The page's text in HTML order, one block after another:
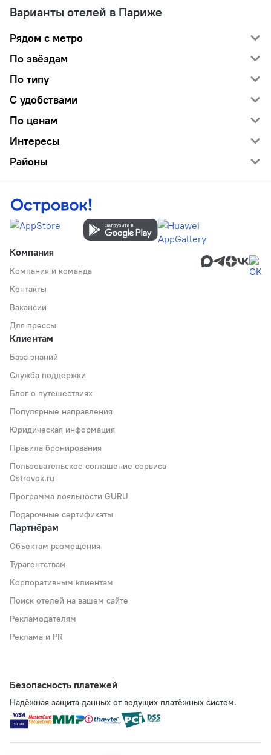
Варианты отелей в Париже
Рядом с метро
По звёздам
По типу
С удобствами
По ценам
Интересы
Районы
Компания
Компания и команда
Контакты
Вакансии
Для прессы
Клиентам
База знаний
Служба поддержки
Блог о путешествиях
Популярные направления
Юридическая информация
Правила бронирования
Пользовательское соглашение сервиса
Ostrovok.ru
Программа лояльности GURU
Подарочные сертификаты
Партнёрам
Объектам размещения
Турагентствам
Корпоративным клиентам
Поиск отелей на вашем сайте
Рекламодателям
Реклама и PR
Безопасность платежей
Надёжная защита данных от ведущих платёжных систем.